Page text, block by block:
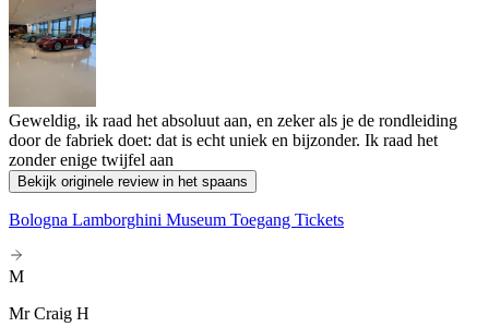
Geweldig, ik raad het absoluut aan, en zeker als je de rondleiding
door de fabriek doet: dat is echt uniek en bijzonder. Ik raad het
zonder enige twijfel aan
Bekijk originele review in het spaans
Bologna Lamborghini Museum Toegang Tickets
M
Mr Craig H